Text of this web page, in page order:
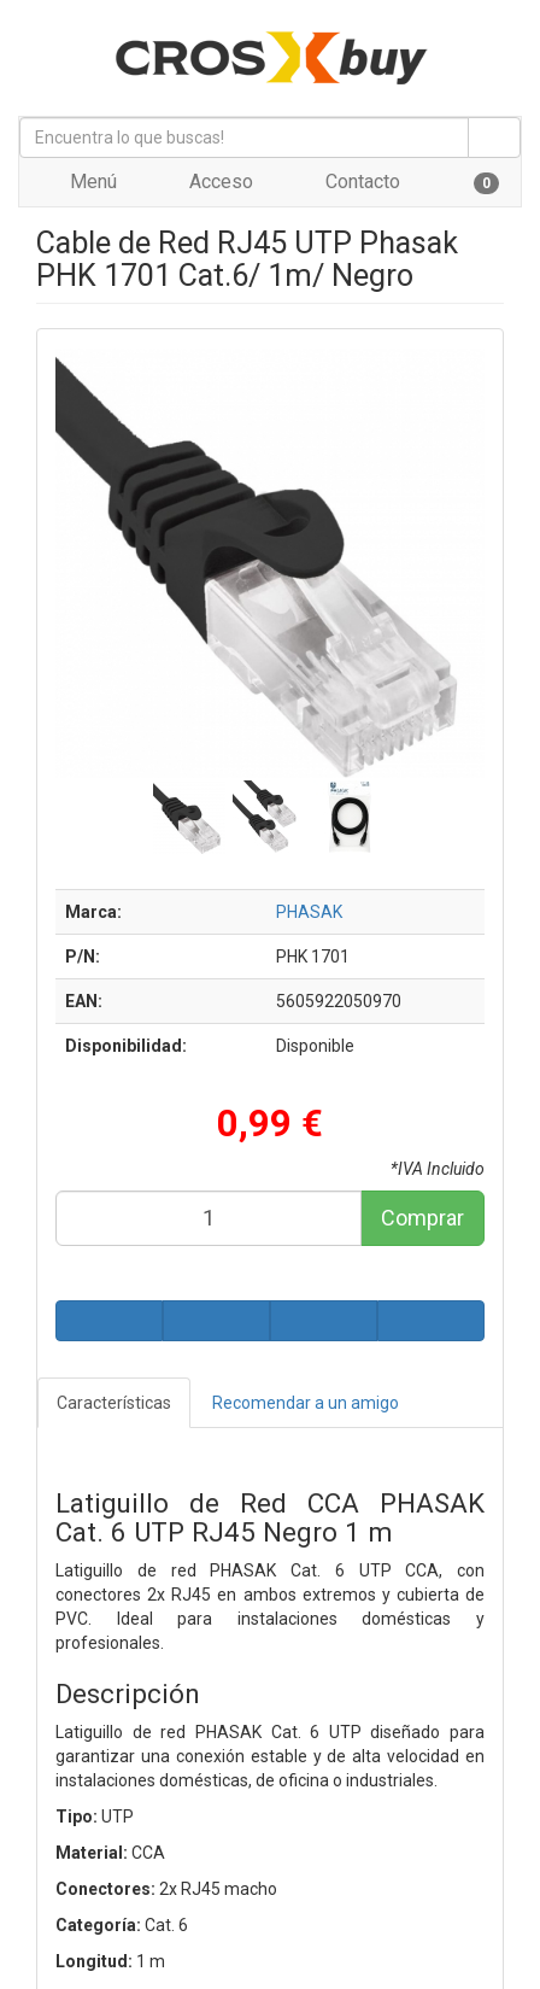
Menú Acceso Contacto 0
Cable de Red RJ45 UTP Phasak
PHK 1701 Cat.6/ 1m/ Negro
Marca: PHASAK
P/N: PHK 1701
EAN: 5605922050970
Disponibilidad: Disponible
0,99 €
*IVA Incluido
Comprar
Características Recomendar a un amigo
Latiguillo de Red CCA PHASAK
Cat. 6 UTP RJ45 Negro 1 m
Latiguillo de red PHASAK Cat. 6 UTP CCA, con
conectores 2x RJ45 en ambos extremos y cubierta de
PVC. Ideal para instalaciones domésticas y
profesionales.
Descripción
Latiguillo de red PHASAK Cat. 6 UTP diseñado para
garantizar una conexión estable y de alta velocidad en
instalaciones domésticas, de oficina o industriales.
Tipo: UTP
Material: CCA
Conectores: 2x RJ45 macho
Categoría: Cat. 6
Longitud: 1 m